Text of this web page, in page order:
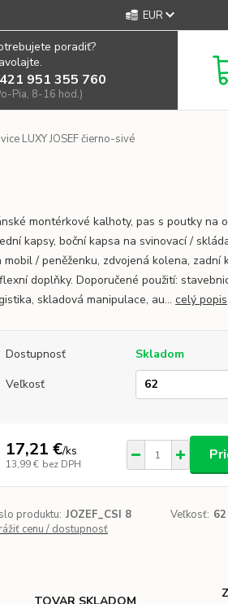
EUR
poradiť?
951 355 760
Pia, 8-16 hod.)
LUXY JOSEF čierno-sivé
montérkové kalhoty, pas s poutky na
kapsy, boční kapsa na svinovací /
mobil / peněženku, zdvojená kolena, zadní
doplňky. Doporučené použití:
skladová manipulace, au... celý popis
Dostupnosť
Skladom
Veľkosť
17,21 €/ks
13,99 € bez DPH
produktu: JOZEF_CSI 8 Veľkosť: 62
cenu / dostupnosť